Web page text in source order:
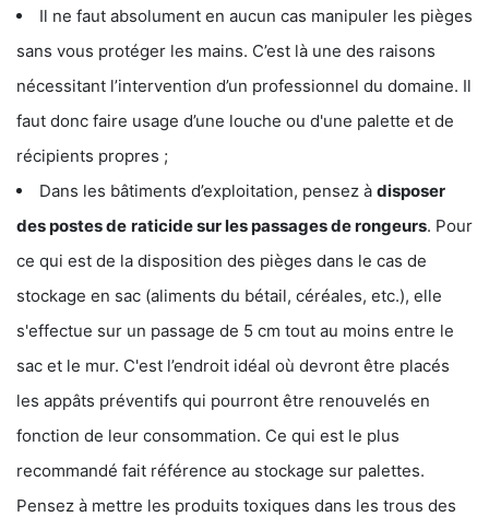
Il ne faut absolument en aucun cas manipuler les pièges
sans vous protéger les mains. C’est là une des raisons
nécessitant l’intervention d’un professionnel du domaine. Il
faut donc faire usage d’une louche ou d'une palette et de
récipients propres ;
Dans les bâtiments d’exploitation, pensez à disposer
des postes de raticide sur les passages de rongeurs. Pour
ce qui est de la disposition des pièges dans le cas de
stockage en sac (aliments du bétail, céréales, etc.), elle
s'effectue sur un passage de 5 cm tout au moins entre le
sac et le mur. C'est l’endroit idéal où devront être placés
les appâts préventifs qui pourront être renouvelés en
fonction de leur consommation. Ce qui est le plus
recommandé fait référence au stockage sur palettes.
Pensez à mettre les produits toxiques dans les trous des